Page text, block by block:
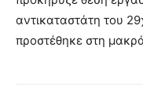
αντικαταστάτη του
προστέθηκε στη